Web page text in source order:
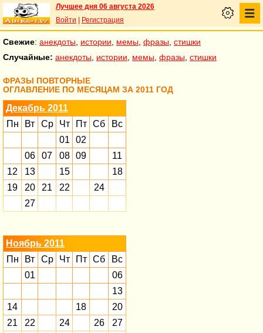
Лучшее дня 06 августа 2026
Войти
Регистрация
Свежие: анекдоты истории мемы фразы стишки
Случайные: анекдоты истории мемы фразы стишки
ФРАЗЫ ПОВТОРНЫЕ
ОГЛАВЛЕНИЕ ПО МЕСЯЦАМ ЗА 2011 ГОД
Декабрь 2011
Пн
Вт Ср Чт Пт Сб
Вс
01
02
06
07 08 09
11
12
13 15
18
19
20 21 22
24
27
Ноябрь 2011
Пн
Вт Ср Чт Пт Сб
Вс
01
06
13
14
18
20
21
22 24 26
27